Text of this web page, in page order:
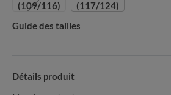
(109/116)
(117/124)
Guide des tailles
Détails produit